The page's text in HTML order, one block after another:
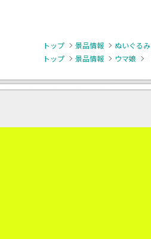
トップ 景品情報 ぬいぐるみ
トップ
景品情報 ウマ娘